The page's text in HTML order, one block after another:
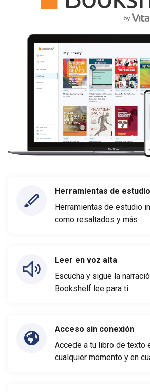
Herramientas de estudio
Herramientas de estudio
como resaltados y más
Leer en voz alta
Escucha y sigue la
Bookshelf lee para ti
Acceso sin conexión
Accede a tu libro de texto
cualquier momento y en